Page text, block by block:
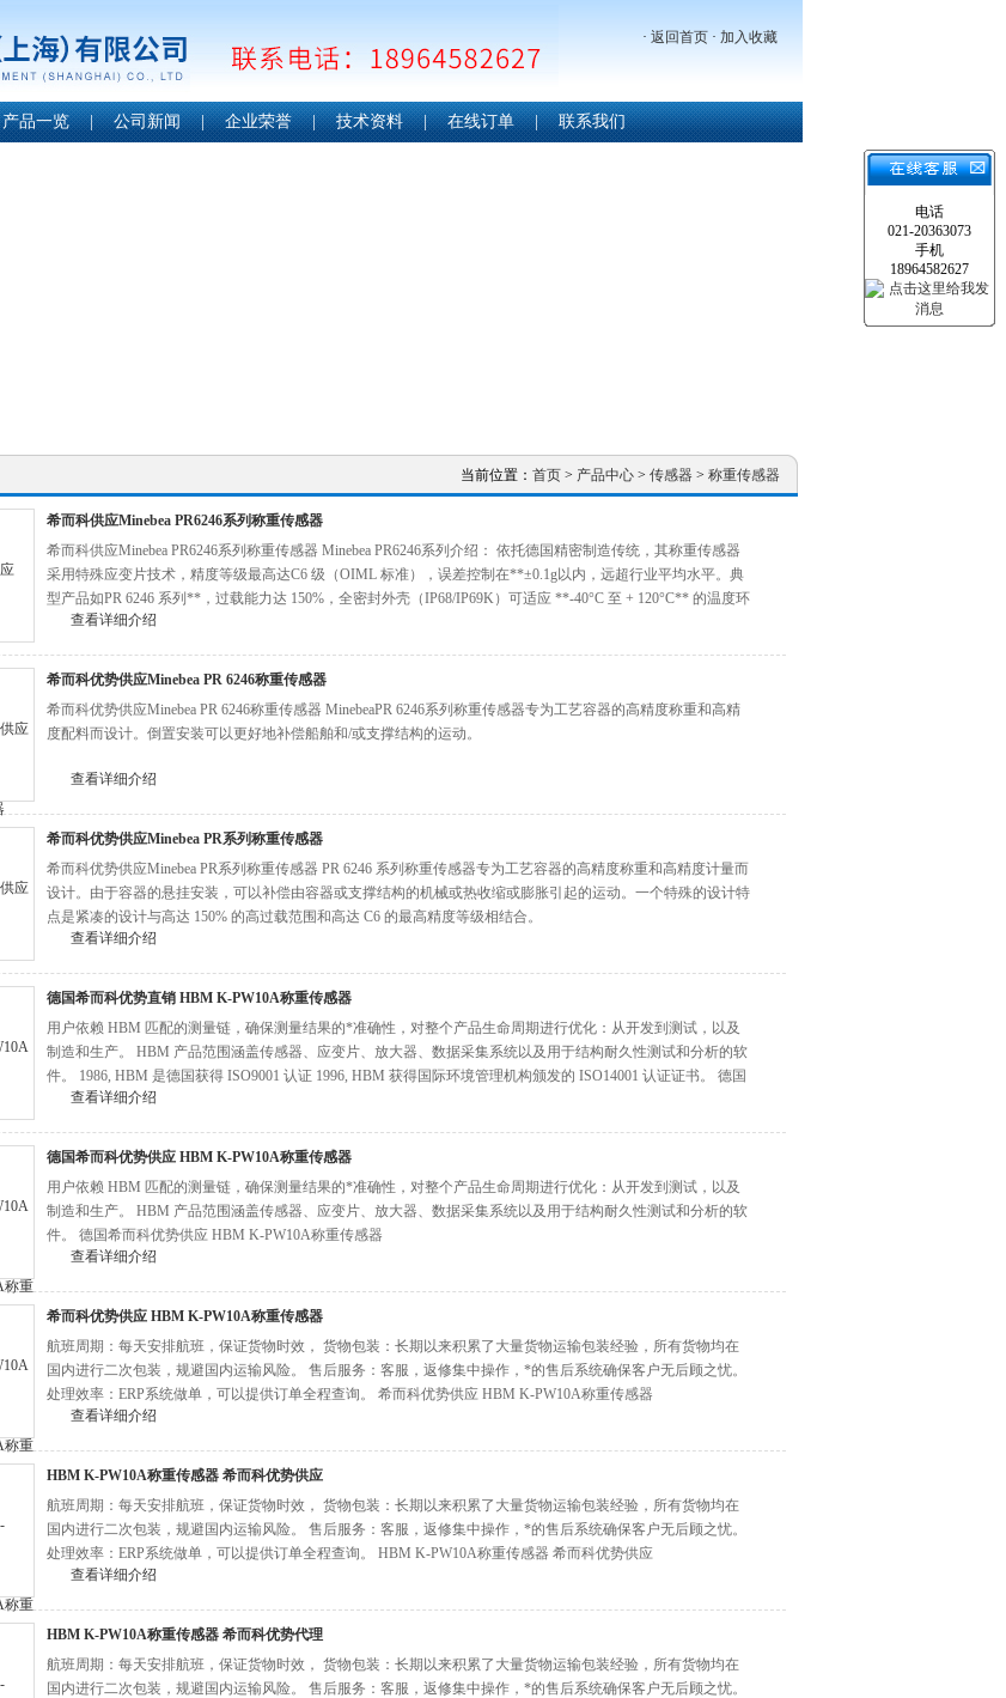
· 返回首页 · 加入收藏
产品一览 | 公司新闻 | 企业荣誉 | 技术资料 | 在线订单 | 联系我们
当前位置： 首页 > 产品中心 > 传感器 > 称重传感器
希而科供应Minebea PR6246系列称重传感器
希而科供应Minebea PR6246系列称重传感器 Minebea PR6246系列介绍： 依托德国精密制造传统，其称重传感器
采用特殊应变片技术，精度等级最高达C6 级（OIML 标准），误差控制在**±0.1g以内，远超行业平均水平。典
型产品如PR 6246 系列**，过载能力达 150%，全密封外壳（IP68/IP69K）可适应 **-40°C 至 + 120°C** 的温度环
境。查看详细介绍
希而科优势供应Minebea PR 6246称重传感器
希而科优势供应Minebea PR 6246称重传感器 MinebeaPR 6246系列称重传感器专为工艺容器的高精度称重和高精
度配料而设计。倒置安装可以更好地补偿船舶和/或支撑结构的运动。
查看详细介绍
希而科优势供应Minebea PR系列称重传感器
希而科优势供应Minebea PR系列称重传感器 PR 6246 系列称重传感器专为工艺容器的高精度称重和高精度计量而
设计。由于容器的悬挂安装，可以补偿由容器或支撑结构的机械或热收缩或膨胀引起的运动。一个特殊的设计特
点是紧凑的设计与高达 150% 的高过载范围和高达 C6 的最高精度等级相结合。
查看详细介绍
德国希而科优势直销 HBM K-PW10A称重传感器
用户依赖 HBM 匹配的测量链，确保测量结果的*准确性，对整个产品生命周期进行优化：从开发到测试，以及
制造和生产。 HBM 产品范围涵盖传感器、应变片、放大器、数据采集系统以及用于结构耐久性测试和分析的软
件。 1986, HBM 是德国获得 ISO9001 认证 1996, HBM 获得国际环境管理机构颁发的 ISO14001 认证证书。 德国
希而科优势直销 HBM K-PW10A称重传感器
查看详细介绍
德国希而科优势供应 HBM K-PW10A称重传感器
用户依赖 HBM 匹配的测量链，确保测量结果的*准确性，对整个产品生命周期进行优化：从开发到测试，以及
制造和生产。 HBM 产品范围涵盖传感器、应变片、放大器、数据采集系统以及用于结构耐久性测试和分析的软
件。 德国希而科优势供应 HBM K-PW10A称重传感器
查看详细介绍
希而科优势供应 HBM K-PW10A称重传感器
航班周期：每天安排航班，保证货物时效， 货物包装：长期以来积累了大量货物运输包装经验，所有货物均在
国内进行二次包装，规避国内运输风险。 售后服务：客服，返修集中操作，*的售后系统确保客户无后顾之忧。
处理效率：ERP系统做单，可以提供订单全程查询。 希而科优势供应 HBM K-PW10A称重传感器
查看详细介绍
HBM K-PW10A称重传感器 希而科优势供应
航班周期：每天安排航班，保证货物时效， 货物包装：长期以来积累了大量货物运输包装经验，所有货物均在
国内进行二次包装，规避国内运输风险。 售后服务：客服，返修集中操作，*的售后系统确保客户无后顾之忧。
处理效率：ERP系统做单，可以提供订单全程查询。 HBM K-PW10A称重传感器 希而科优势供应
查看详细介绍
HBM K-PW10A称重传感器 希而科优势代理
航班周期：每天安排航班，保证货物时效， 货物包装：长期以来积累了大量货物运输包装经验，所有货物均在
国内进行二次包装，规避国内运输风险。 售后服务：客服，返修集中操作，*的售后系统确保客户无后顾之忧。
电话
021-20363073
手机
18964582627